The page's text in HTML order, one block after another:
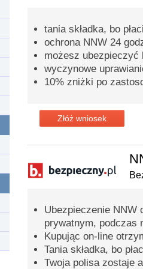
tania składka, bo
ochrona NNW 24
możesz ubezpieczyć
wyczynowe
10% zniżki po
Złóż wniosek
Ubezpieczenie NNW
prywatnym, podczas
Kupując on-line
Tania składka, bo
Twoja polisa zostaje